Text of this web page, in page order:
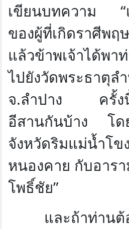
เขียนบทความ “
ของผู้ที่เกิดราศีพ
แล้วข้าพเจ้าได้พา
ไปยังวัดพระธาตุล
จ.ลำปาง ครั้งนี้
อีสานกันบ้าง โด
จังหวัดริมแม่น้ำโข
หนองคาย กับอาร
โพธิ์ชัย”
และถ้าท่านต้อ